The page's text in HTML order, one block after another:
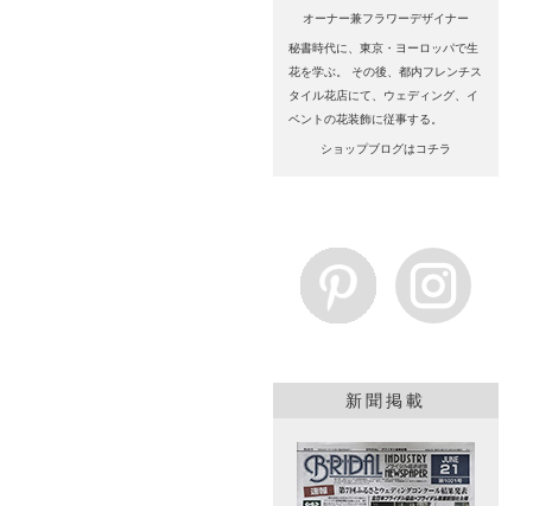
オーナー兼フラワーデザイナー
秘書時代に、東京・ヨーロッパで生
花を学ぶ。 その後、都内フレンチス
タイル花店にて、ウェディング、イ
ベントの花装飾に従事する。
ショップブログはコチラ
新聞掲載